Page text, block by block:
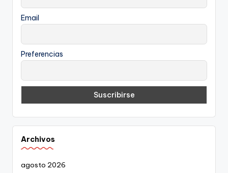
Email
Preferencias
Archivos
agosto 2026